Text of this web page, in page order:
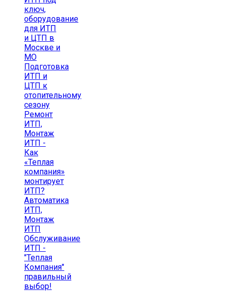
ключ,
оборудование
для ИТП
и ЦТП в
Москве и
МО
Подготовка
ИТП и
ЦТП к
отопительному
сезону
Ремонт
ИТП,
Монтаж
ИТП -
Как
«Теплая
компания»
монтирует
ИТП?
Автоматика
ИТП,
Монтаж
ИТП
Обслуживание
ИТП -
"Теплая
Компания"
правильный
выбор!